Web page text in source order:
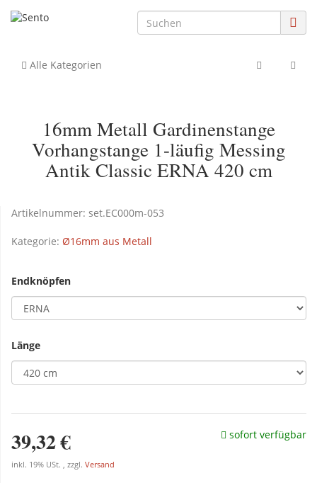
Alle Kategorien
16mm Metall Gardinenstange
Vorhangstange 1-läufig Messing
Antik Classic ERNA 420 cm
Artikelnummer: set.EC000m-053
Kategorie: Ø16mm aus Metall
Endknöpfen
Länge
39,32 €
inkl. 19% USt. , zzgl. Versand
sofort verfügbar